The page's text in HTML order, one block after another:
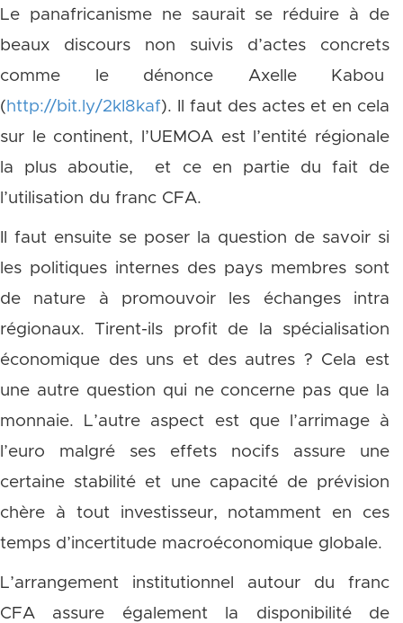
Le panafricanisme ne saurait se réduire à de
beaux discours non suivis d’actes concrets
comme le dénonce Axelle Kabou
( http://bit.ly/2kI8kaf). Il faut des actes et en cela
sur le continent, l’UEMOA est l’entité régionale
la plus aboutie, et ce en partie du fait de
l’utilisation du franc CFA.
Il faut ensuite se poser la question de savoir si
les politiques internes des pays membres sont
de nature à promouvoir les échanges intra
régionaux. Tirent-ils profit de la spécialisation
économique des uns et des autres ? Cela est
une autre question qui ne concerne pas que la
monnaie. L’autre aspect est que l’arrimage à
l’euro malgré ses effets nocifs assure une
certaine stabilité et une capacité de prévision
chère à tout investisseur, notamment en ces
temps d’incertitude macroéconomique globale.
L’arrangement institutionnel autour du franc
CFA assure également la disponibilité de